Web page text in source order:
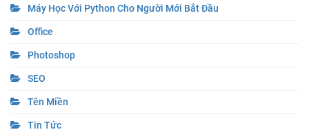
Máy Học Với Python Cho Người Mới Bắt Đầu
Office
Photoshop
SEO
Tên Miền
Tin Tức